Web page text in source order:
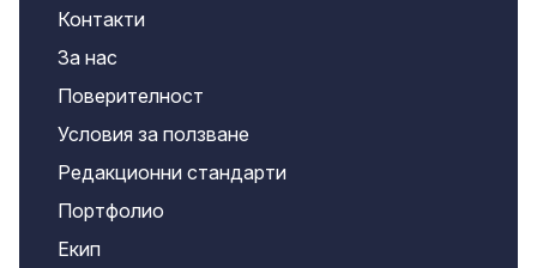
Контакти
За нас
Поверителност
Условия за ползване
Редакционни стандарти
Портфолио
Екип